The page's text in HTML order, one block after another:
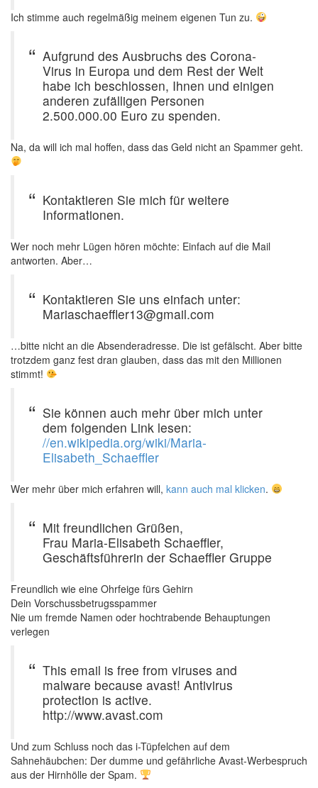
Ich stimme auch regelmäßig meinem eigenen Tun zu.
Aufgrund des Ausbruchs des Corona-
Virus in Europa und dem Rest der Welt
habe ich beschlossen, Ihnen und einigen
anderen zufälligen Personen
2.500.000.00 Euro zu spenden.
Na, da will ich mal hoffen, dass das Geld nicht an Spammer geht.
Kontaktieren Sie mich für weitere
Informationen.
Wer noch mehr Lügen hören möchte: Einfach auf die Mail
antworten. Aber…
Kontaktieren Sie uns einfach unter:
Mariaschaeffler13@gmail.com
…bitte nicht an die Absenderadresse. Die ist gefälscht. Aber bitte
trotzdem ganz fest dran glauben, dass das mit den Millionen
stimmt!
Sie können auch mehr über mich unter
dem folgenden Link lesen:
//en.wikipedia.org/wiki/Maria-
Elisabeth_Schaeffler
Wer mehr über mich erfahren will, kann auch mal klicken.
Mit freundlichen Grüßen,
Frau Maria-Elisabeth Schaeffler,
Geschäftsführerin der Schaeffler Gruppe
Freundlich wie eine Ohrfeige fürs Gehirn
Dein Vorschussbetrugsspammer
Nie um fremde Namen oder hochtrabende Behauptungen
verlegen
This email is free from viruses and
malware because avast! Antivirus
protection is active.
http://www.avast.com
Und zum Schluss noch das i-Tüpfelchen auf dem
Sahnehäubchen: Der dumme und gefährliche Avast-Werbespruch
aus der Hirnhölle der Spam.